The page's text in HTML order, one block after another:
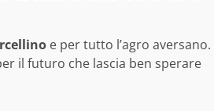
e per tutto l’agro aversano.
il futuro che lascia ben sperare